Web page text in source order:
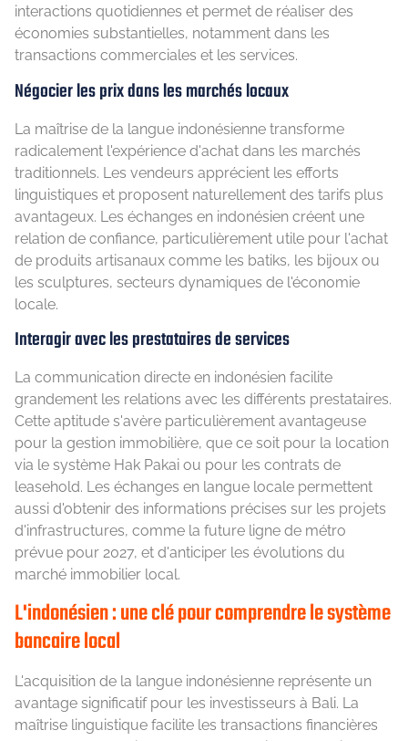
interactions quotidiennes et permet de réaliser des
économies substantielles, notamment dans les
transactions commerciales et les services.
Négocier les prix dans les marchés locaux
La maîtrise de la langue indonésienne transforme
radicalement l'expérience d'achat dans les marchés
traditionnels. Les vendeurs apprécient les efforts
linguistiques et proposent naturellement des tarifs plus
avantageux. Les échanges en indonésien créent une
relation de confiance, particulièrement utile pour l'achat
de produits artisanaux comme les batiks, les bijoux ou
les sculptures, secteurs dynamiques de l'économie
locale.
Interagir avec les prestataires de services
La communication directe en indonésien facilite
grandement les relations avec les différents prestataires.
Cette aptitude s'avère particulièrement avantageuse
pour la gestion immobilière, que ce soit pour la location
via le système Hak Pakai ou pour les contrats de
leasehold. Les échanges en langue locale permettent
aussi d'obtenir des informations précises sur les projets
d'infrastructures, comme la future ligne de métro
prévue pour 2027, et d'anticiper les évolutions du
marché immobilier local.
L'indonésien : une clé pour comprendre le système
bancaire local
L'acquisition de la langue indonésienne représente un
avantage significatif pour les investisseurs à Bali. La
maîtrise linguistique facilite les transactions financières